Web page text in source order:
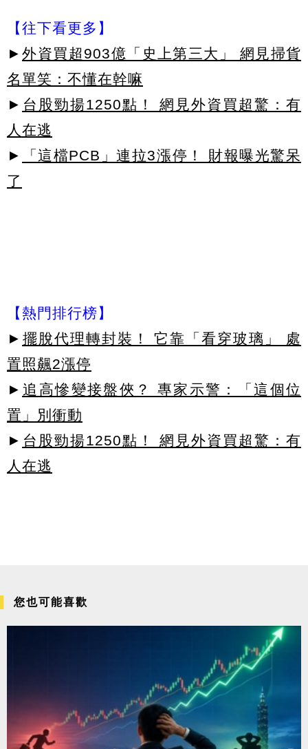
【往下看更多】
► 外資買超903億「史上第三大」 網見掃貨
名單笑：不懂在幹嘛
► 台股勁揚1250點！ 網見外資買超驚：有
人在逃
►
「這檔PCB」連拉3漲停！ 財報曝光驚呆
了
【熱門排行榜】
► 擺脫代理轉封裝！ 它靠「看穿玻璃」 處
置照飆2漲停
► 追高慘變接盤俠？ 專家示警：「這個位
置」別衝動
► 台股勁揚1250點！ 網見外資買超驚：有
人在逃
您也可能喜歡